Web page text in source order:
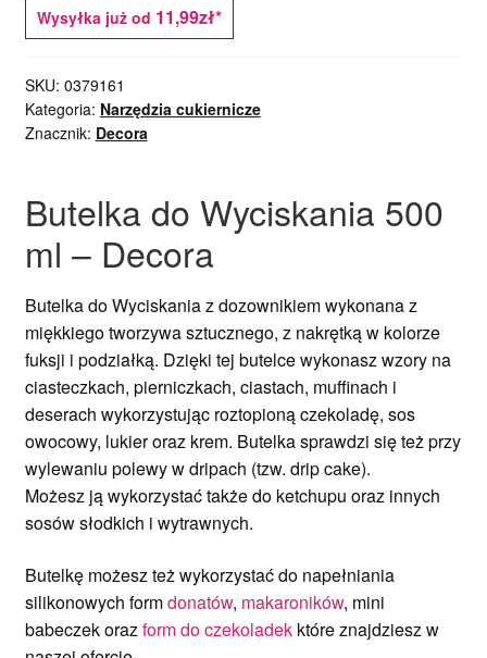
Wysyłka już od 11,99zł*
SKU: 0379161
Kategoria: Narzędzia cukiernicze
Znacznik: Decora
Butelka do Wyciskania 500
ml – Decora
Butelka do Wyciskania z dozownikiem wykonana z
miękkiego tworzywa sztucznego, z nakrętką w kolorze
fuksji i podziałką. Dzięki tej butelce wykonasz wzory na
ciasteczkach, pierniczkach, ciastach, muffinach i
deserach wykorzystując roztopioną czekoladę, sos
owocowy, lukier oraz krem. Butelka sprawdzi się też przy
wylewaniu polewy w dripach (tzw. drip cake).
Możesz ją wykorzystać także do ketchupu oraz innych
sosów słodkich i wytrawnych.
Butelkę możesz też wykorzystać do napełniania
silikonowych formdonatów, makaroników, mini
babeczek orazform do czekoladekktóre znajdziesz w